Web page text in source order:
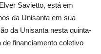
Savietto, está em
da Unisanta em sua
da Unisanta nesta quinta-
financiamento coletivo